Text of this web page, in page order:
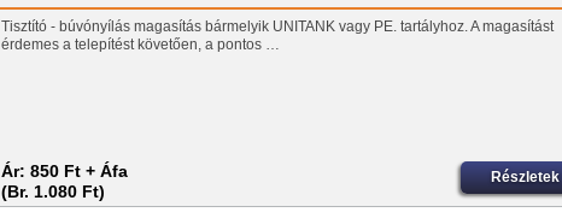
Tisztító - búvónyílás magasítás bármelyik UNITANK vagy PE. tartályhoz. A magasítást
érdemes a telepítést követően, a pontos …
Ár: 850 Ft + Áfa
(Br. 1.080 Ft)
Részletek